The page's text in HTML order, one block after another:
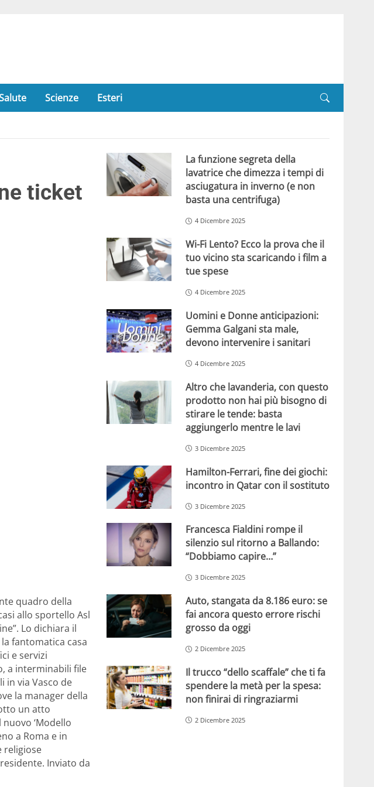
Scienze Esteri
ticket
quadro della
allo sportello Asl
Lo dichiara il
fantomatica casa
e servizi
a interminabili file
in via Vasco de
la manager della
un atto
‘Modello
a Roma e in
religiose
Inviato da
La funzione segreta della
lavatrice che dimezza i tempi di
asciugatura in inverno (e non
basta una centrifuga)
4 Dicembre 2025
Wi-Fi Lento? Ecco la prova che il
tuo vicino sta scaricando i film a
tue spese
4 Dicembre 2025
Uomini e Donne anticipazioni:
Gemma Galgani sta male,
devono intervenire i sanitari
4 Dicembre 2025
Altro che lavanderia, con questo
prodotto non hai più bisogno di
stirare le tende: basta
aggiungerlo mentre le lavi
3 Dicembre 2025
Hamilton-Ferrari, fine dei giochi:
incontro in Qatar con il sostituto
3 Dicembre 2025
Francesca Fialdini rompe il
silenzio sul ritorno a Ballando:
“Dobbiamo capire…”
3 Dicembre 2025
Auto, stangata da 8.186 euro: se
fai ancora questo errore rischi
grosso da oggi
2 Dicembre 2025
Il trucco “dello scaffale” che ti fa
spendere la metà per la spesa:
non finirai di ringraziarmi
2 Dicembre 2025